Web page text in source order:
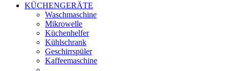
KÜCHENGERÄTE
Waschmaschine
Mikrowelle
Küchenhelfer
Kühlschrank
Geschirrspüler
Kaffeemaschine